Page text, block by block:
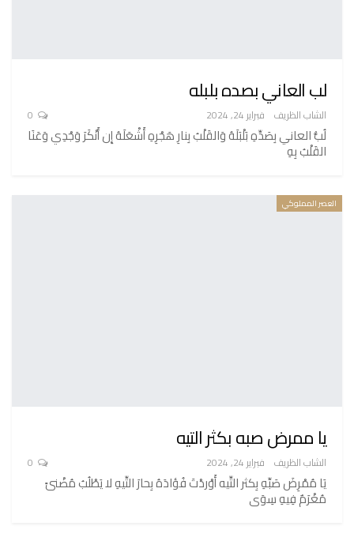
لب العاني بصده بلبله
الشاب الظريف فبراير 24, 2024
لُبُّ العاني بِصَدِّهِ بَلْبَلَهُ وَالقَلْبُ بِنارِ هَجْرِهِ أَشْعَلَهُ إِن أَنْكَرَ وَجْدِي وَعَنَا
القَلْبُ بِهِ
العصر المملوكي
يا ممرض صبه بكثر التيه
الشاب الظريف فبراير 24, 2024
يَا مُمْرِضَ صَبِّهِ بِكثر التِّيه أَوْردْتَ فُؤادَهُ بِحارَ التِّيهِ لا يَطْلُبُ مُضْنىً
مُغْرَمٌ فِيهِ سِوَى